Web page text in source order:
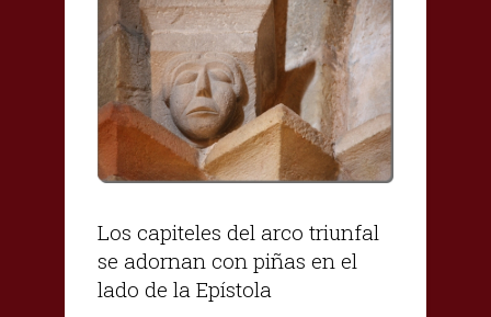
Los capiteles del arco triunfal
se adornan con piñas en el
lado de la Epístola